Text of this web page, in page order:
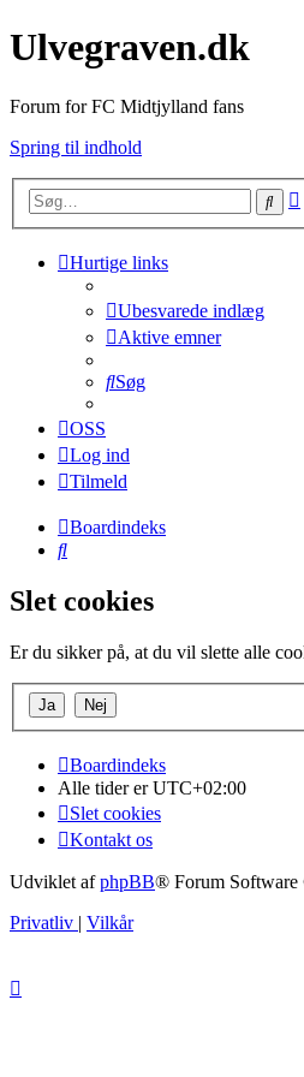
Ulvegraven.dk
Forum for FC Midtjylland fans
Spring til indhold
Søg
Hurtige links
Ubesvarede indlæg
Aktive emner
Søg
OSS
Log ind
Tilmeld
Boardindeks
Søg
Slet cookies
Er du sikker på, at du vil slette alle
Boardindeks
Alle tider erUTC+02:00
Slet cookies
Kontakt os
Udviklet afphpBB® Forum
Privatliv | Vilkår